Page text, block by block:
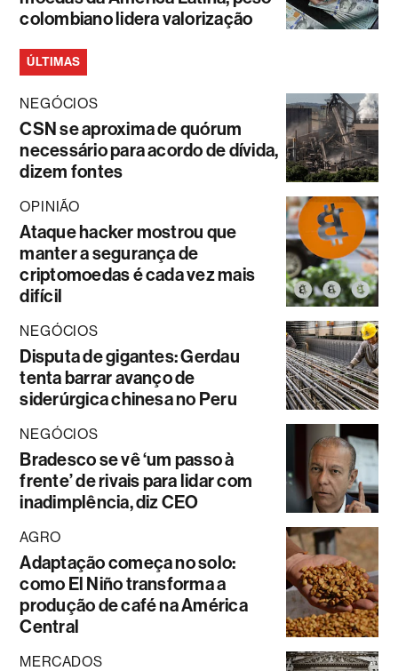
colombiano lidera valorização
ÚLTIMAS
NEGÓCIOS
CSN se aproxima de quórum
necessário para acordo de dívida,
dizem fontes
OPINIÃO
Ataque hacker mostrou que
manter a segurança de
criptomoedas é cada vez mais
difícil
NEGÓCIOS
Disputa de gigantes: Gerdau
tenta barrar avanço de
siderúrgica chinesa no Peru
NEGÓCIOS
Bradesco se vê ‘um passo à
frente’ de rivais para lidar com
inadimplência, diz CEO
AGRO
Adaptação começa no solo:
como El Niño transforma a
produção de café na América
Central
MERCADOS